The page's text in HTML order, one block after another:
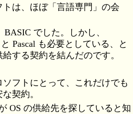
は、ほぼ「言語専門」の会
でした。しかし、
Pascal も必要としている、と
する契約を結んだのです。
ソフトにとって、これだけでも
契約。
OS の供給先を探していると知